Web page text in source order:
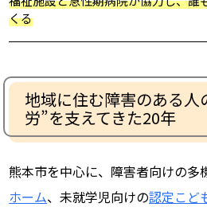
くる
地域に住む障害のある人
労”を支えてきた20年
熊本市を中心に、障害者向けの多
ホーム、未就学児向けの認定こど